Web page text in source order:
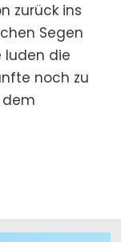
zurück ins
Segen
luden die
noch zu